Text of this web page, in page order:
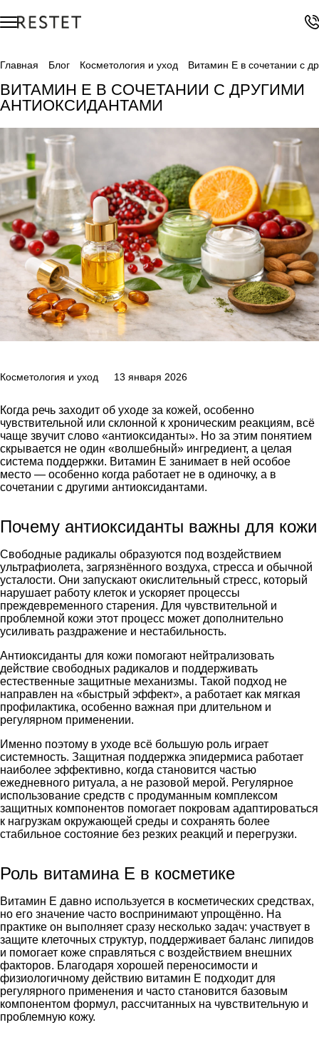
Главная Блог Косметология и уход Витамин E в сочетании с
ВИТАМИН E В СОЧЕТАНИИ С ДРУГИМИ
АНТИОКСИДАНТАМИ
Косметология и уход 13 января 2026
Когда речь заходит об уходе за кожей, особенно
чувствительной или склонной к хроническим реакциям, всё
чаще звучит слово «антиоксиданты». Но за этим понятием
скрывается не один «волшебный» ингредиент, а целая
система поддержки. Витамин E занимает в ней особое
место — особенно когда работает не в одиночку, а в
сочетании с другими антиоксидантами.
Почему антиоксиданты важны для кожи
Свободные радикалы образуются под воздействием
ультрафиолета, загрязнённого воздуха, стресса и обычной
усталости. Они запускают окислительный стресс, который
нарушает работу клеток и ускоряет процессы
преждевременного старения. Для чувствительной и
проблемной кожи этот процесс может дополнительно
усиливать раздражение и нестабильность.
Антиоксиданты для кожи помогают нейтрализовать
действие свободных радикалов и поддерживать
естественные защитные механизмы. Такой подход не
направлен на «быстрый эффект», а работает как мягкая
профилактика, особенно важная при длительном и
регулярном применении.
Именно поэтому в уходе всё большую роль играет
системность. Защитная поддержка эпидермиса работает
наиболее эффективно, когда становится частью
ежедневного ритуала, а не разовой мерой. Регулярное
использование средств с продуманным комплексом
защитных компонентов помогает покровам адаптироваться
к нагрузкам окружающей среды и сохранять более
стабильное состояние без резких реакций и перегрузки.
Роль витамина E в косметике
Витамин E давно используется в косметических средствах,
но его значение часто воспринимают упрощённо. На
практике он выполняет сразу несколько задач: участвует в
защите клеточных структур, поддерживает баланс липидов
и помогает коже справляться с воздействием внешних
факторов. Благодаря хорошей переносимости и
физиологичному действию витамин E подходит для
регулярного применения и часто становится базовым
компонентом формул, рассчитанных на чувствительную и
проблемную кожу.